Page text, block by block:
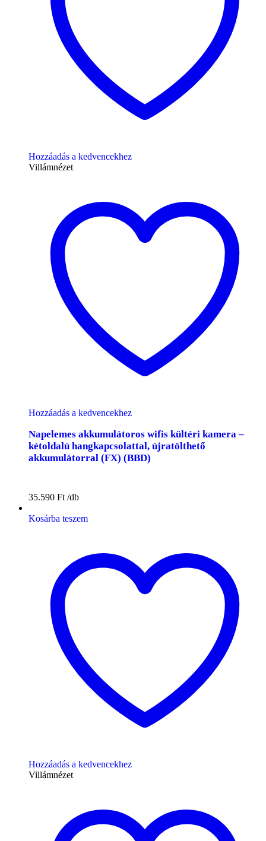
Hozzáadás a kedvencekhez
Villámnézet
Hozzáadás a kedvencekhez
Napelemes akkumulátoros wifis kültéri kamera –
kétoldalú hangkapcsolattal, újratölthető
akkumulátorral (FX) (BBD)
35.590 Ft
Kosárba teszem
Hozzáadás a kedvencekhez
Villámnézet